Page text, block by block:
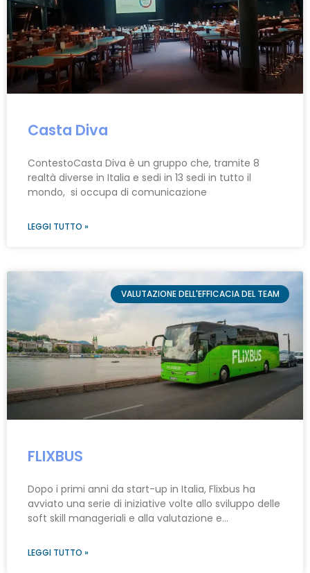
Casta Diva
ContestoCasta Diva è un gruppo che, tramite 8
realtà diverse in Italia e sedi in 13 sedi in tutto il
mondo, si occupa di comunicazione
LEGGI TUTTO »
VALUTAZIONE DELL'EFFICACIA DEL TEAM
FLIXBUS
Dopo i primi anni da start-up in Italia, Flixbus ha
avviato una serie di iniziative volte allo sviluppo delle
soft skill manageriali e alla valutazione e…
LEGGI TUTTO »